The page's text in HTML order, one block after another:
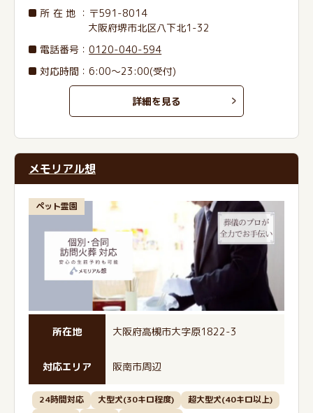
所在地 ：〒591-8014
大阪府堺市北区八下北1-32
電話番号 ：0120-040-594
対応時間：6:00～23:00(受付)
詳細を見る
メモリアル想
ペット霊園
所在地 大阪府高槻市大字原1822-3
対応エリア 阪南市周辺
24時間対応 大型犬(30キロ程度)
超大型犬(40キロ以上)